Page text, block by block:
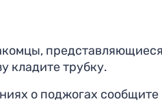
кладите трубку.
о поджогах